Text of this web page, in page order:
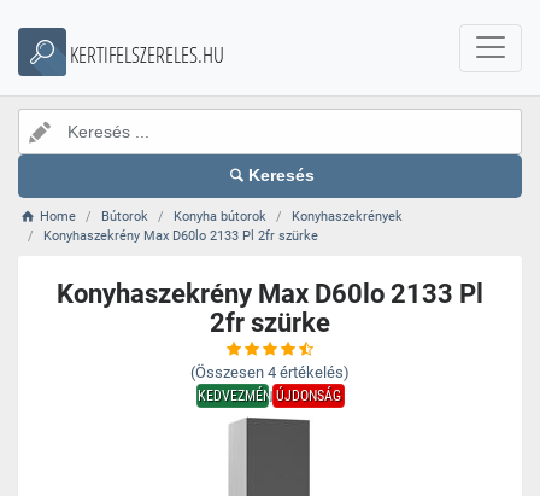
KERTIFELSZERELES.HU
Keresés
Home Bútorok Konyha bútorok
Konyhaszekrények
Konyhaszekrény Max D60lo 2133 Pl 2fr szürke
Konyhaszekrény Max D60lo 2133 Pl
2fr szürke
(Összesen 4 értékelés)
KEDVEZMÉNYÚJDONSÁG